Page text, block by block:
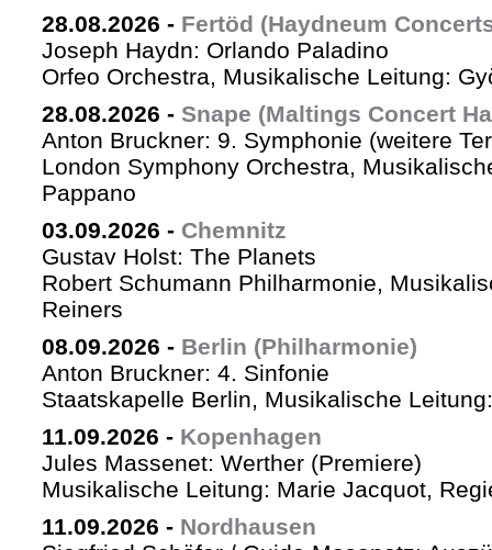
28.08.2026 - Fertöd (Haydneum
Joseph Haydn: Orlando Paladino
Orfeo Orchestra, Musikalische Leitung:
28.08.2026 - Snape (Maltings Concert
Anton Bruckner: 9. Symphonie (weitere
London Symphony Orchestra,
Pappano
03.09.2026 - Chemnitz
Gustav Holst: The Planets
Robert Schumann Philharmonie,
Reiners
08.09.2026 - Berlin (Philharmonie)
Anton Bruckner: 4. Sinfonie
Staatskapelle Berlin, Musikalische
11.09.2026 - Kopenhagen
Jules Massenet: Werther (Premiere)
Musikalische Leitung: Marie Jacquot,
11.09.2026 - Nordhausen